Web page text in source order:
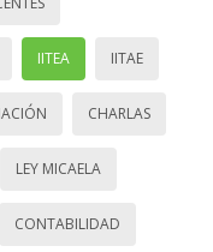
IITEA IITAE
CHARLAS
LEY MICAELA
CONTABILIDAD